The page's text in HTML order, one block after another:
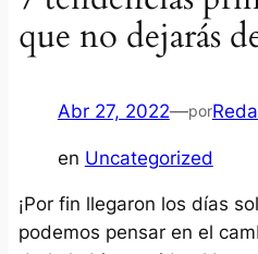
que no dejarás
Abr 27, 2022—por
en Uncategorized
¡Por fin llegaron los días
podemos pensar en el